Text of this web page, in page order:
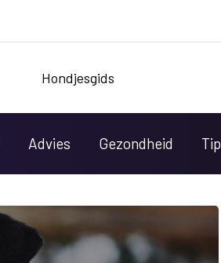
Hondjesgids
Advies Gezondheid